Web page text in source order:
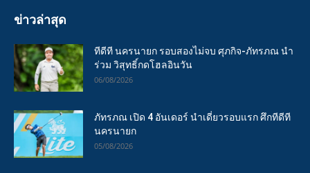
ข่าวล่าสุด
ทีดีที นครนายก รอบสองไม่จบ ศุภกิจ-ภัทรภณ นำ
ร่วม วิสุทธิ์กดโฮลอินวัน
06/08/2026
ภัทรภณ เปิด 4 อันเดอร์ นำเดี่ยวรอบแรก ศึกทีดีที
นครนายก
05/08/2026